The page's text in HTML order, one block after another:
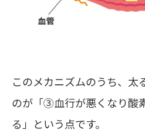
このメカニズムのうち、太
のが「③血行が悪くなり酸
る」という点です。